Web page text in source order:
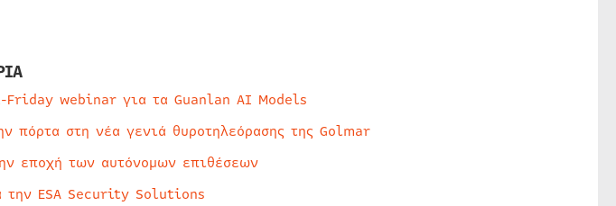
webinar για τα Guanlan AI Models
πόρτα στη νέα γενιά θυροτηλεόρασης της Golmar
εποχή των αυτόνομων επιθέσεων
την ESA Security Solutions